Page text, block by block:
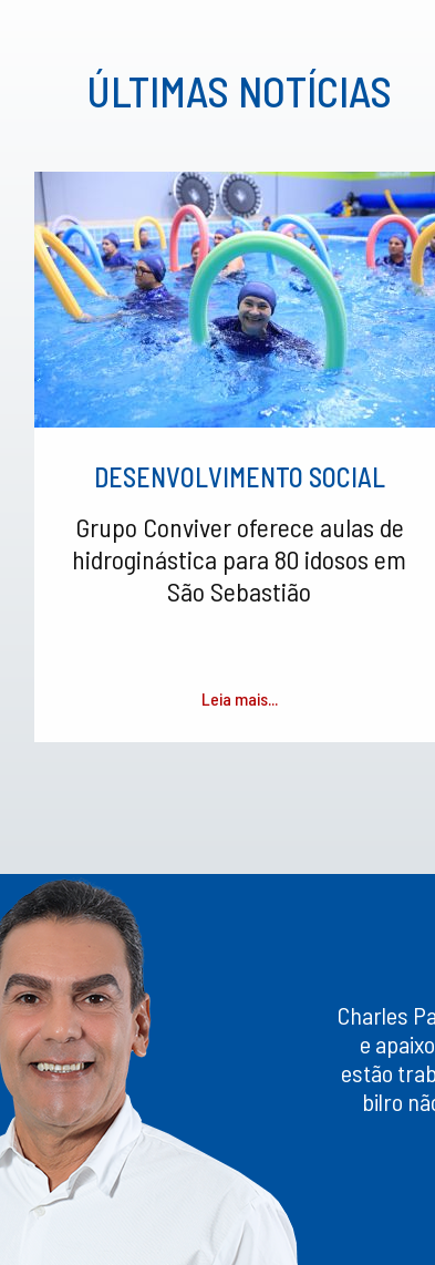
ÚLTIMAS NOTÍCIAS
DESENVOLVIMENTO SOCIAL
Grupo Conviver oferece aulas de
hidroginástica para 80 idosos em
São Sebastião
Leia mais...
Charles
e
estão
bilro